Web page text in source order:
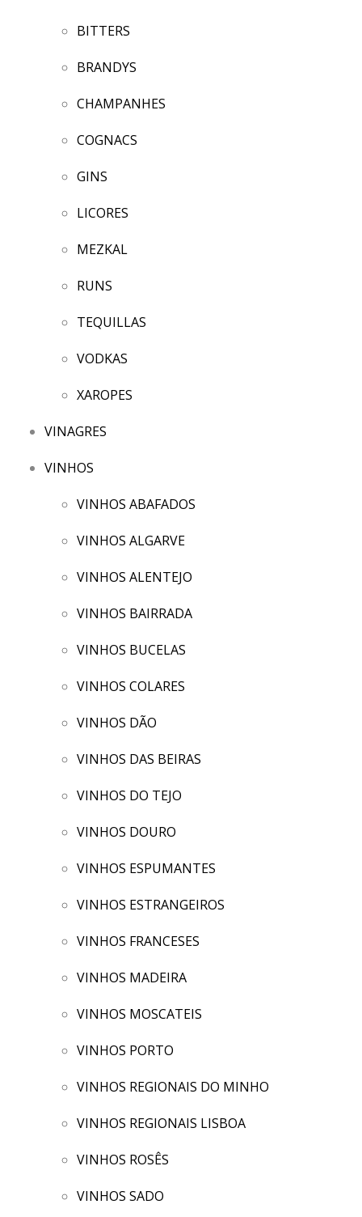
BITTERS
BRANDYS
CHAMPANHES
COGNACS
GINS
LICORES
MEZKAL
RUNS
TEQUILLAS
VODKAS
XAROPES
VINAGRES
VINHOS
VINHOS ABAFADOS
VINHOS ALGARVE
VINHOS ALENTEJO
VINHOS BAIRRADA
VINHOS BUCELAS
VINHOS COLARES
VINHOS DÃO
VINHOS DAS BEIRAS
VINHOS DO TEJO
VINHOS DOURO
VINHOS ESPUMANTES
VINHOS ESTRANGEIROS
VINHOS FRANCESES
VINHOS MADEIRA
VINHOS MOSCATEIS
VINHOS PORTO
VINHOS REGIONAIS DO MINHO
VINHOS REGIONAIS LISBOA
VINHOS ROSÊS
VINHOS SADO